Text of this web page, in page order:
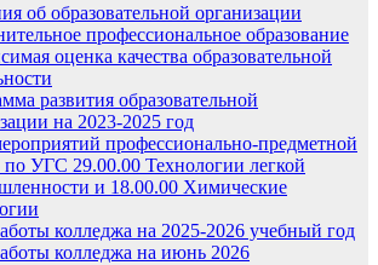
об образовательной организации
профессиональное образование
оценка качества образовательной
развития образовательной
на 2023-2025 год
профессионально-предметной
по УГС 29.00.00 Технологии легкой
и 18.00.00 Химические
колледжа на 2025-2026 учебный год
колледжа на июнь 2026